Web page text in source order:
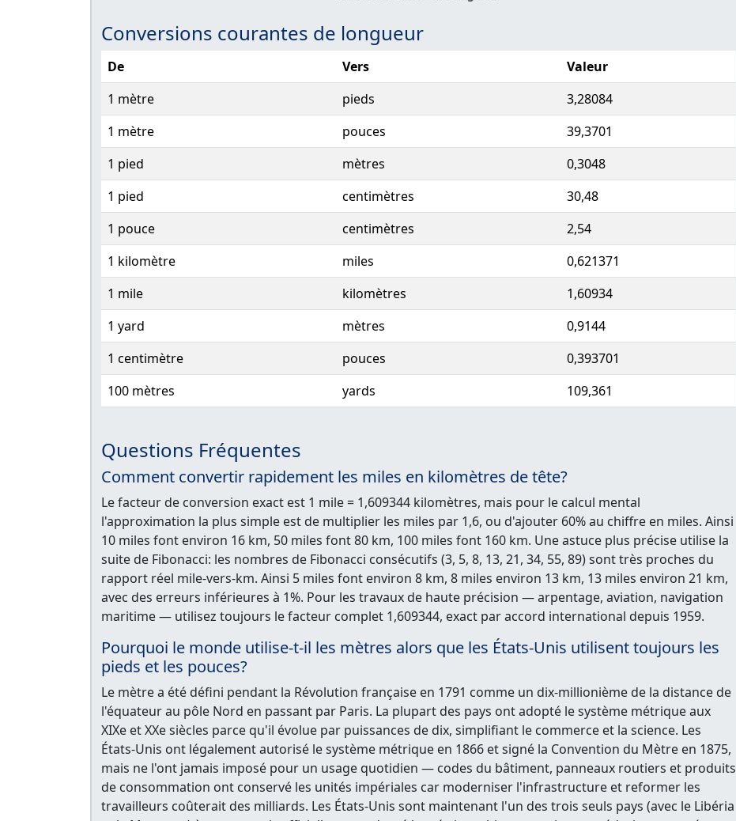
Conversions courantes de longueur
De Vers
Valeur
1 mètre
pieds
3,28084
1 mètre
pouces
39,3701
1 pied
mètres
0,3048
1 pied
centimètres
30,48
1 pouce
centimètres
2,54
1 kilomètre
miles
0,621371
1 mile
kilomètres
1,60934
1 yard
mètres
0,9144
1 centimètre
pouces
0,393701
100 mètres
yards 109,361
Questions Fréquentes
Comment convertir rapidement les miles en kilomètres de tête?
Le facteur de conversion exact est 1 mile = 1,609344 kilomètres, mais pour le calcul mental
l'approximation la plus simple est de multiplier les miles par 1,6, ou d'ajouter 60% au chiffre en miles. Ainsi
10 miles font environ 16 km, 50 miles font 80 km, 100 miles font 160 km. Une astuce plus précise utilise la
suite de Fibonacci: les nombres de Fibonacci consécutifs (3, 5, 8, 13, 21, 34, 55, 89) sont très proches du
rapport réel mile-vers-km. Ainsi 5 miles font environ 8 km, 8 miles environ 13 km, 13 miles environ 21 km,
avec des erreurs inférieures à 1%. Pour les travaux de haute précision — arpentage, aviation, navigation
maritime — utilisez toujours le facteur complet 1,609344, exact par accord international depuis 1959.
Pourquoi le monde utilise-t-il les mètres alors que les États-Unis utilisent toujours les
pieds et les pouces?
Le mètre a été défini pendant la Révolution française en 1791 comme un dix-millionième de la distance de
l'équateur au pôle Nord en passant par Paris. La plupart des pays ont adopté le système métrique aux
XIXe et XXe siècles parce qu'il évolue par puissances de dix, simplifiant le commerce et la science. Les
États-Unis ont légalement autorisé le système métrique en 1866 et signé la Convention du Mètre en 1875,
mais ne l'ont jamais imposé pour un usage quotidien — codes du bâtiment, panneaux routiers et produits
de consommation ont conservé les unités impériales car moderniser l'infrastructure et reformer les
travailleurs coûterait des milliards. Les États-Unis sont maintenant l'un des trois seuls pays (avec le Libéria